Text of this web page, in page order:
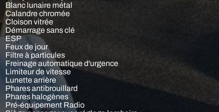
Blanc lunaire métal
Calandre chromée
Cloison vitrée
Démarrage sans clé
ESP
Feux de jour
Filtre à particules
Freinage automatique d'urgence
Limiteur de vitesse
Lunette arrière
Phares antibrouillard
Phares halogènes
Pré-équipement Radio